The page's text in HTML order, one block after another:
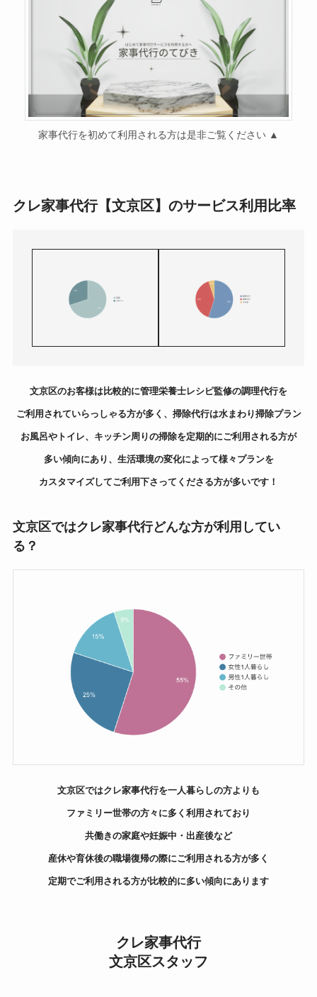
家事代行を初めて利用される方は是非ご覧ください ▲
クレ家事代行【文京区】のサービス利用比率
文京区のお客様は比較的に管理栄養士レシピ監修の調理代行を
ご利用されていらっしゃる方が多く、掃除代行は水まわり掃除プラン
お風呂やトイレ、キッチン周りの掃除を定期的にご利用される方が
多い傾向にあり、生活環境の変化によって様々プランを
カスタマイズしてご利用下さってくださる方が多いです！
文京区ではクレ家事代行どんな方が利用してい
る？
文京区ではクレ家事代行を一人暮らしの方よりも
ファミリー世帯の方々に多く利用されており
共働きの家庭や妊娠中・出産後など
産休や育休後の職場復帰の際にご利用される方が多く
定期でご利用される方が比較的に多い傾向にあります
クレ家事代行
文京区スタッフ